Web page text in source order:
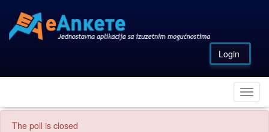
Login
The poll is closed